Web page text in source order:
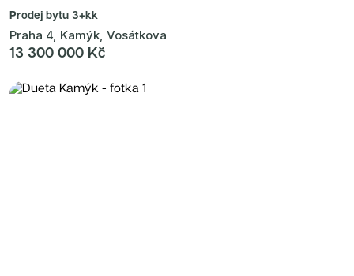
Prodej bytu 3+kk
Praha 4, Kamýk, Vosátkova
13 300 000 Kč